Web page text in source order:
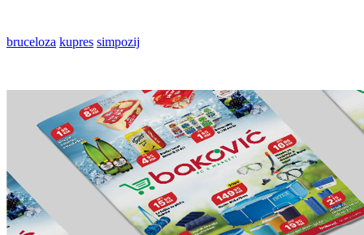
bruceloza kupres simpozij